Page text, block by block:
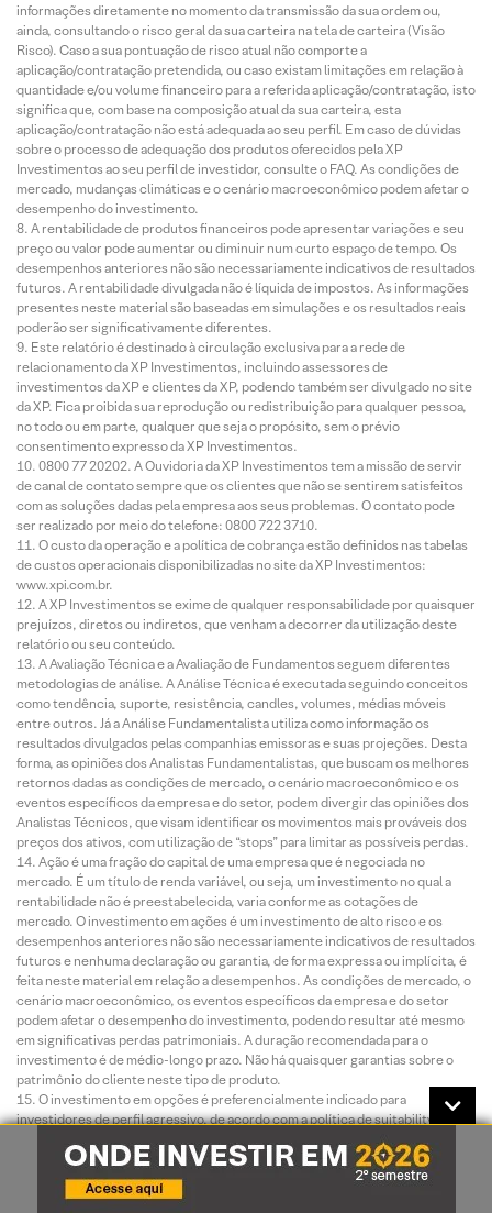
informações diretamente no momento da transmissão da sua ordem ou,
ainda, consultando o risco geral da sua carteira na tela de carteira (Visão
Risco). Caso a sua pontuação de risco atual não comporte a
aplicação/contratação pretendida, ou caso existam limitações em relação à
quantidade e/ou volume financeiro para a referida aplicação/contratação, isto
significa que, com base na composição atual da sua carteira, esta
aplicação/contratação não está adequada ao seu perfil. Em caso de dúvidas
sobre o processo de adequação dos produtos oferecidos pela XP
Investimentos ao seu perfil de investidor, consulte o FAQ. As condições de
mercado, mudanças climáticas e o cenário macroeconômico podem afetar o
desempenho do investimento.
A rentabilidade de produtos financeiros pode apresentar variações e seu
preço ou valor pode aumentar ou diminuir num curto espaço de tempo. Os
desempenhos anteriores não são necessariamente indicativos de resultados
futuros. A rentabilidade divulgada não é líquida de impostos. As informações
presentes neste material são baseadas em simulações e os resultados reais
poderão ser significativamente diferentes.
Este relatório é destinado à circulação exclusiva para a rede de
relacionamento da XP Investimentos, incluindo assessores de
investimentos da XP e clientes da XP, podendo também ser divulgado no site
da XP. Fica proibida sua reprodução ou redistribuição para qualquer pessoa,
no todo ou em parte, qualquer que seja o propósito, sem o prévio
consentimento expresso da XP Investimentos.
0800 77 20202. A Ouvidoria da XP Investimentos tem a missão de servir
de canal de contato sempre que os clientes que não se sentirem satisfeitos
com as soluções dadas pela empresa aos seus problemas. O contato pode
ser realizado por meio do telefone: 0800 722 3710.
O custo da operação e a política de cobrança estão definidos nas tabelas
de custos operacionais disponibilizadas no site da XP Investimentos:
www.xpi.com.br.
A XP Investimentos se exime de qualquer responsabilidade por quaisquer
prejuízos, diretos ou indiretos, que venham a decorrer da utilização deste
relatório ou seu conteúdo.
A Avaliação Técnica e a Avaliação de Fundamentos seguem diferentes
metodologias de análise. A Análise Técnica é executada seguindo conceitos
como tendência, suporte, resistência, candles, volumes, médias móveis
entre outros. Já a Análise Fundamentalista utiliza como informação os
resultados divulgados pelas companhias emissoras e suas projeções. Desta
forma, as opiniões dos Analistas Fundamentalistas, que buscam os melhores
retornos dadas as condições de mercado, o cenário macroeconômico e os
eventos específicos da empresa e do setor, podem divergir das opiniões dos
Analistas Técnicos, que visam identificar os movimentos mais prováveis dos
preços dos ativos, com utilização de “stops” para limitar as possíveis perdas.
Ação é uma fração do capital de uma empresa que é negociada no
mercado. É um título de renda variável, ou seja, um investimento no qual a
rentabilidade não é preestabelecida, varia conforme as cotações de
mercado. O investimento em ações é um investimento de alto risco e os
desempenhos anteriores não são necessariamente indicativos de resultados
futuros e nenhuma declaração ou garantia, de forma expressa ou implícita, é
feita neste material em relação a desempenhos. As condições de mercado, o
cenário macroeconômico, os eventos específicos da empresa e do setor
podem afetar o desempenho do investimento, podendo resultar até mesmo
em significativas perdas patrimoniais. A duração recomendada para o
investimento é de médio-longo prazo. Não há quaisquer garantias sobre o
patrimônio do cliente neste tipo de produto.
O investimento em opções é preferencialmente indicado para
investidores de perfil agressivo, de acordo com a política de suitability
praticada pela XP Investimentos. No mercado de opções, são negociados
direitos de compra ou venda de um bem por preço fixado em data futura,
devendo o adquirente do direito negociado pagar um prêmio ao vendedor tal
como num acordo seguro. As operações com esses derivativos são